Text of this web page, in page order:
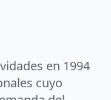
en 1994
cuyo